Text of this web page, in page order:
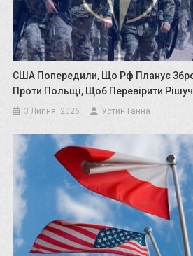
США Попередили, Що Рф Планує
Проти Польщі, Щоб Перевірити
3 Липня, 2026 Устин Ганна